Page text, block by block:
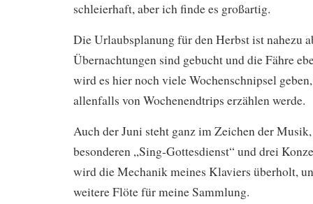
schleierhaft, aber ich finde es großartig.
Die Urlaubsplanung für den Herbst ist nahezu
Übernachtungen sind gebucht und die Fähre
wird es hier noch viele Wochenschnipsel
allenfalls von Wochenendtrips erzählen werde.
Auch der Juni steht ganz im Zeichen der
besonderen „Sing-Gottesdienst“ und drei
wird die Mechanik meines Klaviers überholt,
weitere Flöte für meine Sammlung.